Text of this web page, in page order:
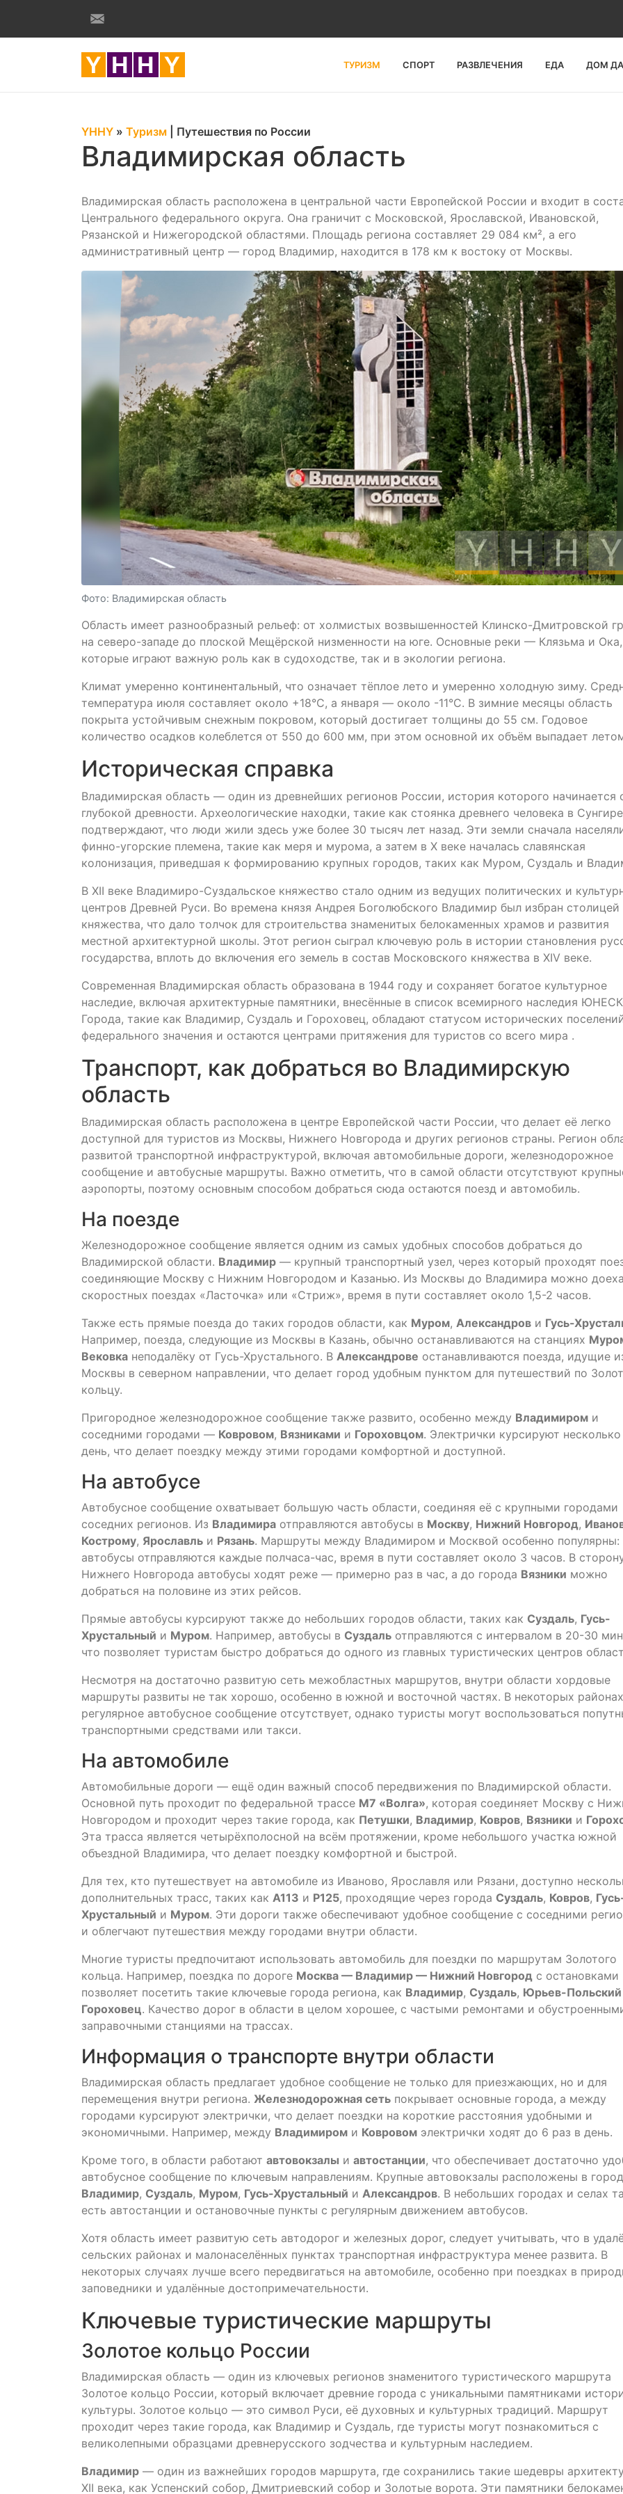
ТУРИЗМ СПОРТ РАЗВЛЕЧЕНИЯ ЕДА ДОМ
YHHY » Туризм Путешествия по России
Владимирская область
Владимирская область расположена в центральной части Европейской России и входит в
Центрального федерального округа. Она граничит с Московской, Ярославской, Ивановской,
Рязанской и Нижегородской областями. Площадь региона составляет 29 084 км², а его
административный центр — город Владимир, находится в 178 км к востоку от Москвы.
Фото: Владимирская область
Область имеет разнообразный рельеф: от холмистых возвышенностей Клинско-Дмитровской
на северо-западе до плоской Мещёрской низменности на юге. Основные реки — Клязьма и Ока,
которые играют важную роль как в судоходстве, так и в экологии региона.
Климат умеренно континентальный, что означает тёплое лето и умеренно холодную зиму.
температура июля составляет около +18°C, а января — около -11°C. В зимние месяцы область
покрыта устойчивым снежным покровом, который достигает толщины до 55 см. Годовое
количество осадков колеблется от 550 до 600 мм, при этом основной их объём выпадает
Историческая справка
Владимирская область — один из древнейших регионов России, история которого начинается
глубокой древности. Археологические находки, такие как стоянка древнего человека в
подтверждают, что люди жили здесь уже более 30 тысяч лет назад. Эти земли сначала
финно-угорские племена, такие как меря и мурома, а затем в X веке началась славянская
колонизация, приведшая к формированию крупных городов, таких как Муром, Суздаль и
В XII веке Владимиро-Суздальское княжество стало одним из ведущих политических и
центров Древней Руси. Во времена князя Андрея Боголюбского Владимир был избран столицей
княжества, что дало толчок для строительства знаменитых белокаменных храмов и развития
местной архитектурной школы. Этот регион сыграл ключевую роль в истории становления
государства, вплоть до включения его земель в состав Московского княжества в XIV веке.
Современная Владимирская область образована в 1944 году и сохраняет богатое культурное
наследие, включая архитектурные памятники, внесённые в список всемирного наследия
Города, такие как Владимир, Суздаль и Гороховец, обладают статусом исторических
федерального значения и остаются центрами притяжения для туристов со всего мира .
Транспорт, как добраться во Владимирскую
область
Владимирская область расположена в центре Европейской части России, что делает её легко
доступной для туристов из Москвы, Нижнего Новгорода и других регионов страны. Регион
развитой транспортной инфраструктурой, включая автомобильные дороги, железнодорожное
сообщение и автобусные маршруты. Важно отметить, что в самой области отсутствуют
аэропорты, поэтому основным способом добраться сюда остаются поезд и автомобиль.
На поезде
Железнодорожное сообщение является одним из самых удобных способов добраться до
Владимирской области. Владимир — крупный транспортный узел, через который проходят
соединяющие Москву с Нижним Новгородом и Казанью. Из Москвы до Владимира можно
скоростных поездах «Ласточка» или «Стриж», время в пути составляет около 1,5-2 часов.
Также есть прямые поезда до таких городов области, как Муром, Александров и Гусь-
Например, поезда, следующие из Москвы в Казань, обычно останавливаются на станциях
Вековка неподалёку от Гусь-Хрустального. В Александрове останавливаются поезда, идущие
Москвы в северном направлении, что делает город удобным пунктом для путешествий по
кольцу.
Пригородное железнодорожное сообщение также развито, особенно между Владимиром и
соседними городами — Ковровом, Вязниками и Гороховцом. Электрички курсируют несколько
день, что делает поездку между этими городами комфортной и доступной.
На автобусе
Автобусное сообщение охватывает большую часть области, соединяя её с крупными городами
соседних регионов. Из Владимира отправляются автобусы в Москву, Нижний Новгород,
Кострому, Ярославль и Рязань. Маршруты между Владимиром и Москвой особенно популярны:
автобусы отправляются каждые полчаса-час, время в пути составляет около 3 часов. В
Нижнего Новгорода автобусы ходят реже — примерно раз в час, а до города Вязники можно
добраться на половине из этих рейсов.
Прямые автобусы курсируют также до небольших городов области, таких как Суздаль, Гусь-
Хрустальный и Муром. Например, автобусы в Суздаль отправляются с интервалом в 20-30
что позволяет туристам быстро добраться до одного из главных туристических центров
Несмотря на достаточно развитую сеть межобластных маршрутов, внутри области хордовые
маршруты развиты не так хорошо, особенно в южной и восточной частях. В некоторых районах
регулярное автобусное сообщение отсутствует, однако туристы могут воспользоваться
транспортными средствами или такси.
На автомобиле
Автомобильные дороги — ещё один важный способ передвижения по Владимирской области.
Основной путь проходит по федеральной трассе М7 «Волга», которая соединяет Москву с
Новгородом и проходит через такие города, как Петушки, Владимир, Ковров, Вязники и
Эта трасса является четырёхполосной на всём протяжении, кроме небольшого участка южной
объездной Владимира, что делает поездку комфортной и быстрой.
Для тех, кто путешествует на автомобиле из Иваново, Ярославля или Рязани, доступно
дополнительных трасс, таких как А113 и Р125, проходящие через города Суздаль, Ковров,
Хрустальный и Муром. Эти дороги также обеспечивают удобное сообщение с соседними
и облегчают путешествия между городами внутри области.
Многие туристы предпочитают использовать автомобиль для поездки по маршрутам Золотого
кольца. Например, поездка по дороге Москва — Владимир — Нижний Новгород с остановками
позволяет посетить такие ключевые города региона, как Владимир, Суздаль, Юрьев-Польский
Гороховец. Качество дорог в области в целом хорошее, с частыми ремонтами и
заправочными станциями на трассах.
Информация о транспорте внутри области
Владимирская область предлагает удобное сообщение не только для приезжающих, но и для
перемещения внутри региона. Железнодорожная сеть покрывает основные города, а между
городами курсируют электрички, что делает поездки на короткие расстояния удобными и
экономичными. Например, между Владимиром и Ковровом электрички ходят до 6 раз в день.
Кроме того, в области работают автовокзалы и автостанции, что обеспечивает достаточно
автобусное сообщение по ключевым направлениям. Крупные автовокзалы расположены в
Владимир, Суздаль, Муром, Гусь-Хрустальный и Александров. В небольших городах и селах
есть автостанции и остановочные пункты с регулярным движением автобусов.
Хотя область имеет развитую сеть автодорог и железных дорог, следует учитывать, что в
сельских районах и малонаселённых пунктах транспортная инфраструктура менее развита. В
некоторых случаях лучше всего передвигаться на автомобиле, особенно при поездках в
заповедники и удалённые достопримечательности.
Ключевые туристические маршруты
Золотое кольцо России
Владимирская область — один из ключевых регионов знаменитого туристического маршрута
Золотое кольцо России, который включает древние города с уникальными памятниками
культуры. Золотое кольцо — это символ Руси, её духовных и культурных традиций. Маршрут
проходит через такие города, как Владимир и Суздаль, где туристы могут познакомиться с
великолепными образцами древнерусского зодчества и культурным наследием.
Владимир — один из важнейших городов маршрута, где сохранились такие шедевры
XII века, как Успенский собор, Дмитриевский собор и Золотые ворота. Эти памятники